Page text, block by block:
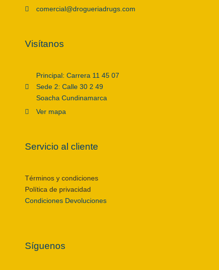
comercial@drogueriadrugs.com
Visítanos
Principal: Carrera 11 45 07
Sede 2: Calle 30 2 49
Soacha Cundinamarca
Ver mapa
Servicio al cliente
Términos y condiciones
Política de privacidad
Condiciones Devoluciones
Síguenos